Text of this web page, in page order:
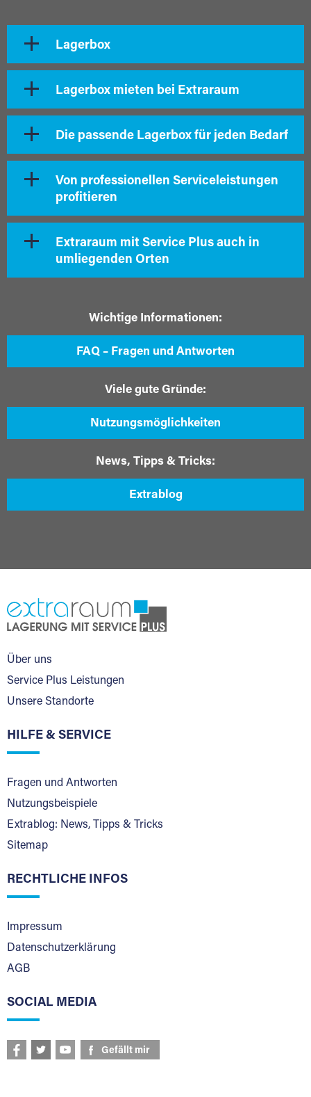
Lagerbox
Lagerbox mieten bei Extraraum
Die passende Lagerbox für jeden Bedarf
Von professionellen Serviceleistungen
profitieren
Extraraum mit Service Plus auch in
umliegenden Orten
Wichtige Informationen:
FAQ – Fragen und Antworten
Viele gute Gründe:
Nutzungsmöglichkeiten
News, Tipps & Tricks:
Extrablog
Über uns
Service Plus Leistungen
Unsere Standorte
HILFE & SERVICE
Fragen und Antworten
Nutzungsbeispiele
Extrablog: News, Tipps & Tricks
Sitemap
RECHTLICHE INFOS
Impressum
Datenschutzerklärung
AGB
SOCIAL MEDIA
Gefällt mir